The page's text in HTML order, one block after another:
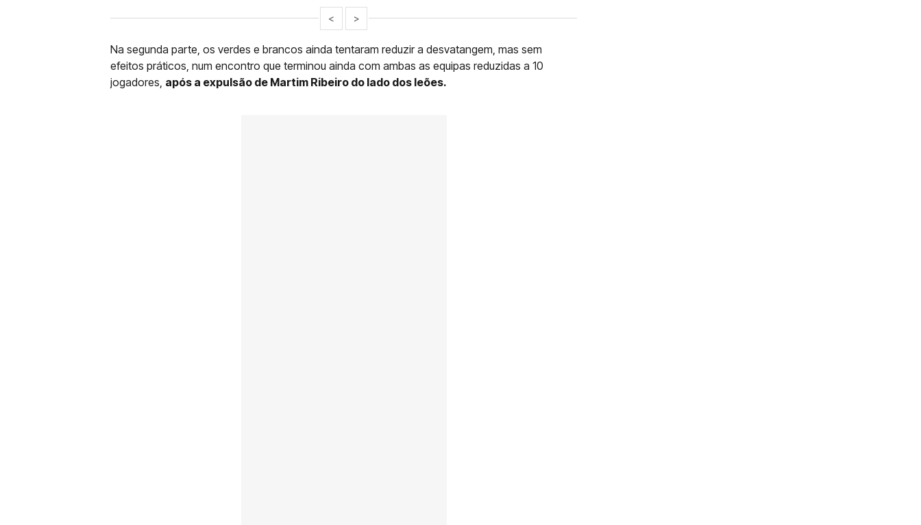
< >
Na segunda parte, os verdes e brancos ainda tentaram reduzir a desvatangem, mas sem
efeitos práticos, num encontro que terminou ainda com ambas as equipas reduzidas a 10
jogadores, após a expulsão de Martim Ribeiro do lado dos leões.